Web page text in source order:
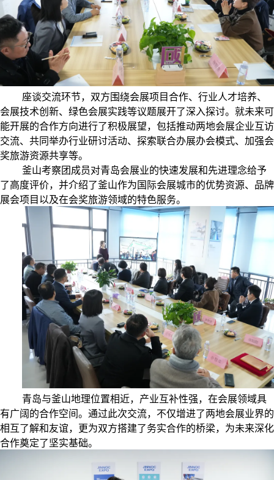
座谈交流环节，双方围绕会展项目合作、行业人才培养、
会展技术创新、绿色会展实践等议题展开了深入探讨。就未来可
能开展的合作方向进行了积极展望，包括推动两地会展企业互访
交流、共同举办行业研讨活动、探索联合办展办会模式、加强会
奖旅游资源共享等。
釜山考察团成员对青岛会展业的快速发展和先进理念给予
了高度评价，并介绍了釜山作为国际会展城市的优势资源、品牌
展会项目以及在会奖旅游领域的特色服务。
青岛与釜山地理位置相近，产业互补性强，在会展领域具
有广阔的合作空间。通过此次交流，不仅增进了两地会展业界的
相互了解和友谊，更为双方搭建了务实合作的桥梁，为未来深化
合作奠定了坚实基础。